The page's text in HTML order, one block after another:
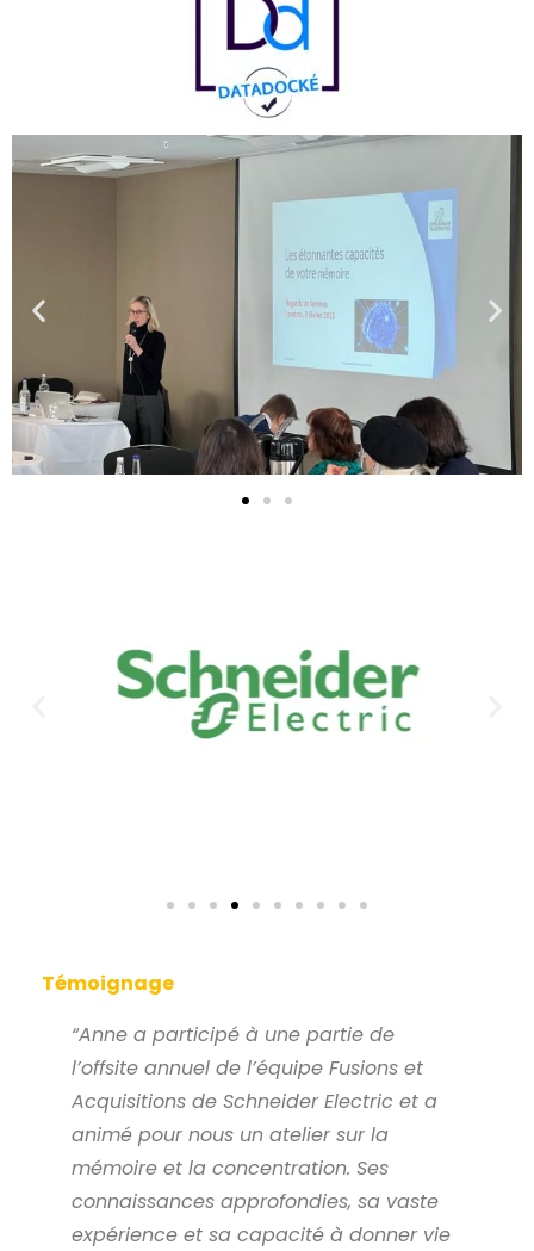
Témoignage
“Anne a participé à une partie de
l’offsite annuel de l’équipe Fusions et
Acquisitions de Schneider Electric et a
animé pour nous un atelier sur la
mémoire et la concentration. Ses
connaissances approfondies, sa vaste
expérience et sa capacité à donner vie